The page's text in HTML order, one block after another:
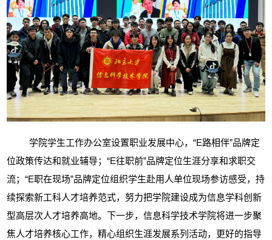
学院学生工作办公室设置职业发展中心，“E路相伴”品牌定
位政策传达和就业辅导；“E往职前”品牌定位生涯分享和求职交
流；“E职在现场”品牌定位组织学生赴用人单位现场参访感受，持
续探索新工科人才培养范式，努力把学院建设成为信息学科创新
型高层次人才培养高地。下一步，信息科学技术学院将进一步聚
焦人才培养核心工作，精心组织生涯发展系列活动，更好的指导